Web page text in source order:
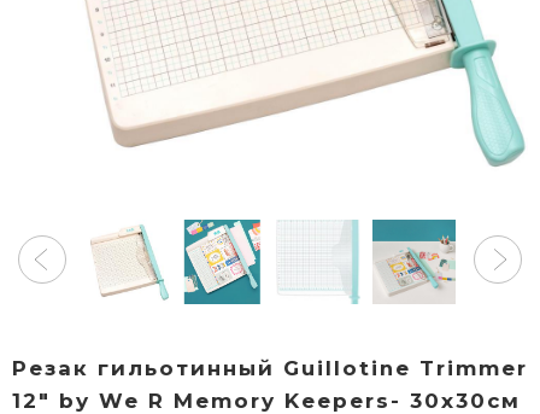
Резак гильотинный Guillotine Trimmer
12" by We R Memory Keepers- 30х30см